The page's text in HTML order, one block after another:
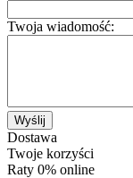
Twoja wiadomość:
Wyślij
Dostawa
Twoje korzyści
Raty 0% online